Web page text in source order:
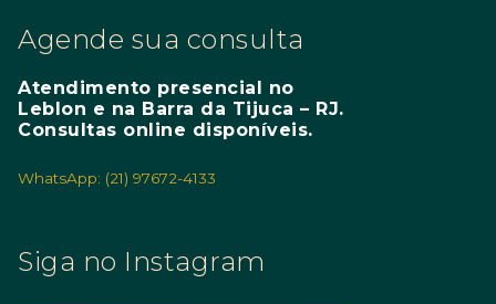
Agende sua consulta
Atendimento presencial no
Leblon e na Barra da Tijuca – RJ.
Consultas online disponíveis.
WhatsApp: (21) 97672-4133
Siga no Instagram